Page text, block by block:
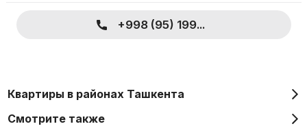
+998 (95) 199...
Квартиры в районах Ташкента
Смотрите также